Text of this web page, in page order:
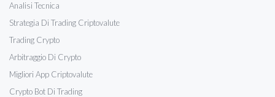
Analisi Tecnica
Strategia Di Trading Criptovalute
Trading Crypto
Arbitraggio Di Crypto
Migliori App Criptovalute
Crypto Bot Di Trading